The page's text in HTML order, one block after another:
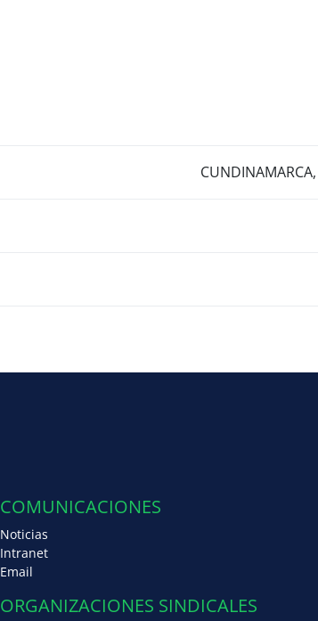
COMUNICACIONES
Noticias
Intranet
Email
ORGANIZACIONES SINDICALES